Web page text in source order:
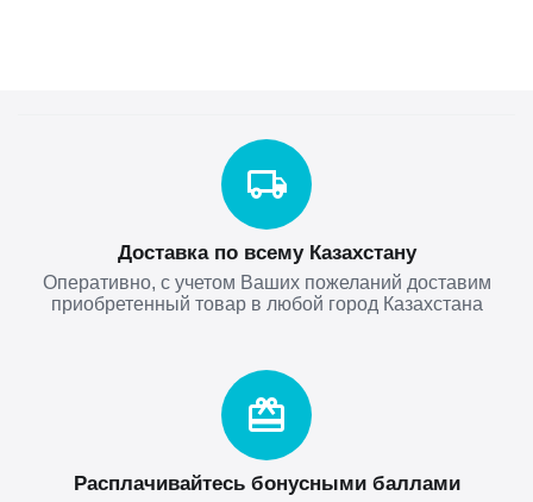
Доставка по всему Казахстану
Оперативно, с учетом Ваших пожеланий доставим
приобретенный товар в любой город Казахстана
Расплачивайтесь бонусными баллами